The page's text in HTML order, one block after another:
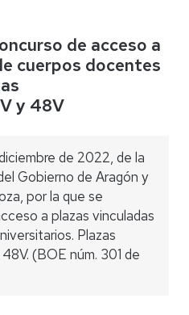
de acceso a
cuerpos docentes
y 48V
de 2022, de la
Gobierno de Aragón y
por la que se
a plazas vinculadas
Plazas
(BOE núm. 301 de